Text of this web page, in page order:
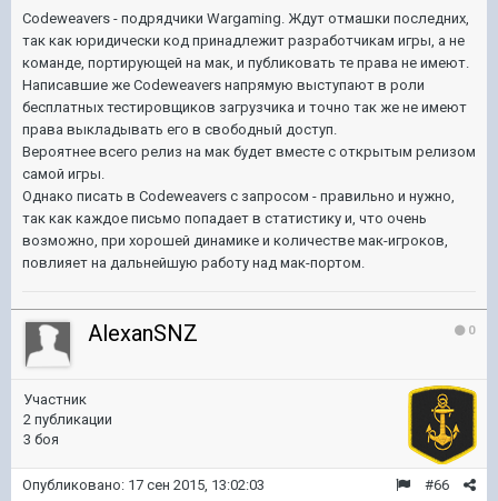
Codeweavers - подрядчики Wargaming. Ждут отмашки последних,
так как юридически код принадлежит разработчикам игры, а не
команде, портирующей на мак, и публиковать те права не имеют.
Написавшие же Codeweavers напрямую выступают в роли
бесплатных тестировщиков загрузчика и точно так же не имеют
права выкладывать его в свободный доступ.
Вероятнее всего релиз на мак будет вместе с открытым релизом
самой игры.
Однако писать в Codeweavers с запросом - правильно и нужно,
так как каждое письмо попадает в статистику и, что очень
возможно, при хорошей динамике и количестве мак-игроков,
повлияет на дальнейшую работу над мак-портом.
0
AlexanSNZ
Участник
2 публикации
3 боя
#66
Опубликовано: 17 сен 2015, 13:02:03